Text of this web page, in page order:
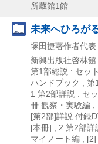
所蔵館1館
未来へひろが
塚田捷著作者代表
新興出版社啓林館
第1部総説 : セッ
ハンドブック , 第
1 第2部詳説 : セ
冊 観察・実験編
[第2部]詳説 付録
[本冊] , 2 第2部
マイノート編 ,